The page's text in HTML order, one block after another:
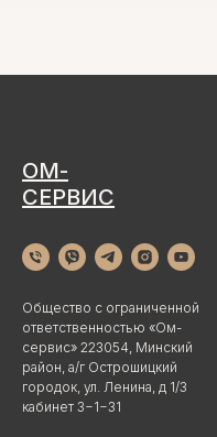
ОМ-
СЕРВИС
Общество с ограниченной
ответственностью «Ом-
сервис» 223054, Минский
район, а/г Острошицкий
городок, ул. Ленина, д 1/3
кабинет 3−1−31